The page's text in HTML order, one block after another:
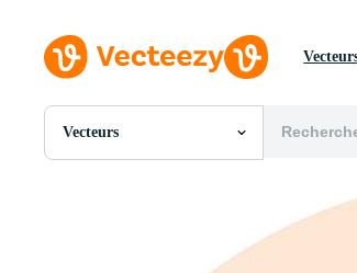
Vecteurs
Toutes Images